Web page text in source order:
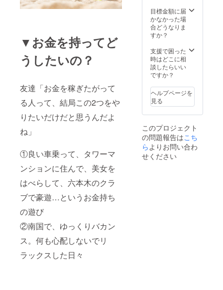
▼お金を持ってど
うしたいの？
友達「お金を稼ぎたがって
る人って、結局この2つをや
りたいだけだと思うんだよ
ね」
①良い車乗って、タワーマ
ンションに住んで、美女を
はべらして、六本木のクラ
ブで豪遊…というお金持ち
の遊び
②南国で、ゆっくりバカン
ス。何も心配しないでリ
ラックスした日々
目標金額に届
かなかった場
合どうなりま
すか？
支援で困った
時はどこに相
談したらいい
ですか？
ヘルプページを
見る
このプロジェクト
の問題報告はこち
らよりお問い合わ
せください